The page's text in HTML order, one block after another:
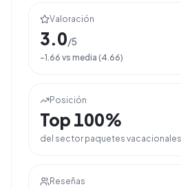
Valoración
3.0/5
-1.66 vs media (4.66)
Posición
Top 100%
del sector paquetes vacacionales
Reseñas